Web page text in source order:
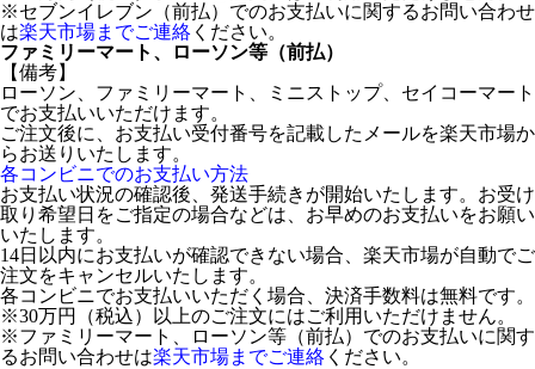
※セブンイレブン（前払）でのお支払いに関するお問い合わせ
は楽天市場までご連絡 ください。
ファミリーマート、ローソン等（前払）
【備考】
ローソン、ファミリーマート、ミニストップ、セイコーマート
でお支払いいただけます。
ご注文後に、お支払い受付番号を記載したメールを楽天市場か
らお送りいたします。
各コンビニでのお支払い方法
お支払い状況の確認後、発送手続きが開始いたします。お受け
取り希望日をご指定の場合などは、お早めのお支払いをお願い
いたします。
14日以内にお支払いが確認できない場合、楽天市場が自動でご
注文をキャンセルいたします。
各コンビニでお支払いいただく場合、決済手数料は無料です。
※30万円（税込）以上のご注文にはご利用いただけません。
※ファミリーマート、ローソン等（前払）でのお支払いに関す
るお問い合わせは楽天市場までご連絡 ください。